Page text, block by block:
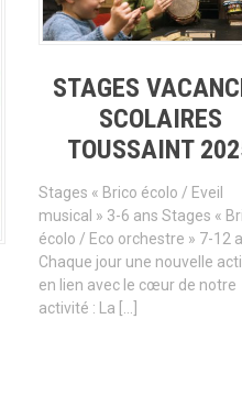
STAGES
SCOLAIRES
TOUSSAINT
Stages « Brico écolo / Eveil
musical » 3-6 ans Stages «
écolo / Eco orchestre » 7-12
Chaque jour une nouvelle
en lien avec le cœur de notre
activité : La […]